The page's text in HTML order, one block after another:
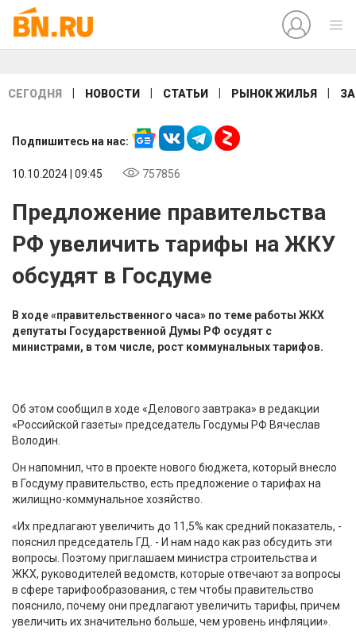
СЕГОДНЯ НОВОСТИ СТАТЬИ РЫНОК ЖИЛЬЯ
Подпишитесь на нас:
10.10.2024 | 09:45 757856
Предложение правительства
РФ увеличить тарифы на ЖКУ
обсудят в Госдуме
В ходе «правительственного часа» по теме работы ЖКХ
депутаты Государственной Думы РФ осудят с
министрами, в том числе, рост коммунальных тарифов.
Об этом сообщил в ходе «Делового завтрака» в редакции
«Российской газеты» председатель Госдумы РФ Вячеслав
Володин.
Он напомнил, что в проекте нового бюджета, который внесло
в Госдуму правительство, есть предложение о тарифах на
жилищно-коммунальное хозяйство.
«Их предлагают увеличить до 11,5% как средний показатель, -
пояснил председатель ГД. - И нам надо как раз обсудить эти
вопросы. Поэтому приглашаем министра строительства и
ЖКХ, руководителей ведомств, которые отвечают за вопросы
в сфере тарифообразования, с тем чтобы правительство
пояснило, почему они предлагают увеличить тарифы, причем
увеличить их значительно больше, чем уровень инфляции».